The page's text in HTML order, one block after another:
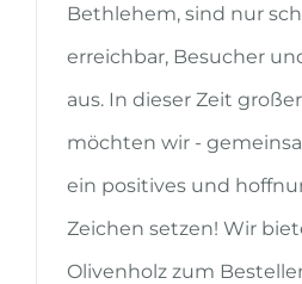
Bethlehem, sind nur
erreichbar, Besucher
aus. In dieser Zeit
möchten wir -
ein positives und
Zeichen setzen! Wir
Olivenholz zum